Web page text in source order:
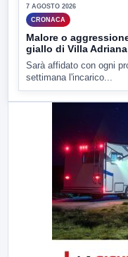
7 AGOSTO 2026
CRONACA
Malore o
giallo di Villa Adriana
Sarà affidato con ogni
settimana l'incarico...